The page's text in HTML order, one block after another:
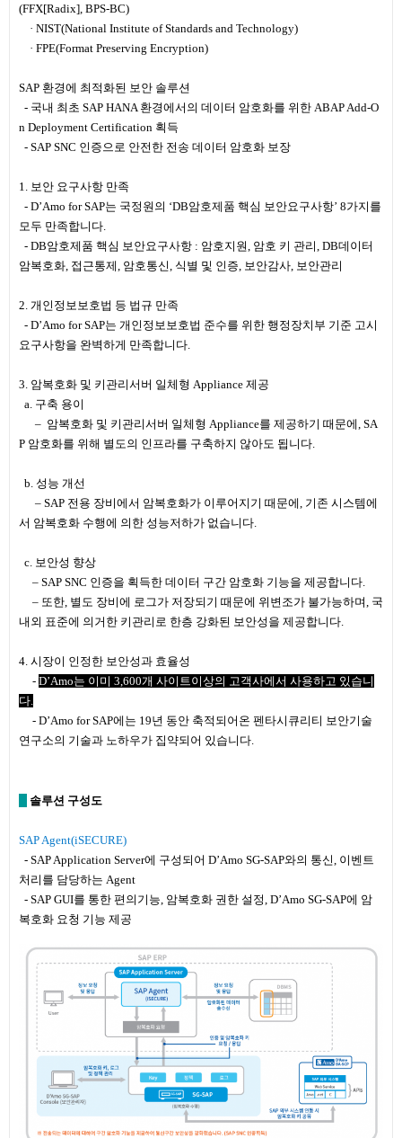
(FFX[Radix], BPS-BC)
· NIST(National Institute of Standards and Technology)
· FPE(Format Preserving Encryption)
SAP 환경에 최적화된 보안 솔루션
- 국내 최초 SAP HANA 환경에서의 데이터 암호화를 위한 ABAP Add-O
n Deployment Certification 획득
- SAP SNC 인증으로 안전한 전송 데이터 암호화 보장
1. 보안 요구사항 만족
- D’Amo for SAP는 국정원의 ‘DB암호제품 핵심 보안요구사항’ 8가지를
모두 만족합니다.
- DB암호제품 핵심 보안요구사항 : 암호지원, 암호 키 관리, DB데이터
암복호화, 접근통제, 암호통신, 식별 및 인증, 보안감사, 보안관리
2. 개인정보보호법 등 법규 만족
- D’Amo for SAP는 개인정보보호법 준수를 위한 행정장치부 기준 고시
요구사항을 완벽하게 만족합니다.
3. 암복호화 및 키관리서버 일체형 Appliance 제공
a. 구축 용이
– 암복호화 및 키관리서버 일체형 Appliance를 제공하기 때문에, SA
P 암호화를 위해 별도의 인프라를 구축하지 않아도 됩니다.
b. 성능 개선
– SAP 전용 장비에서 암복호화가 이루어지기 때문에, 기존 시스템에
서 암복호화 수행에 의한 성능저하가 없습니다.
c. 보안성 향상
– SAP SNC 인증을 획득한 데이터 구간 암호화 기능을 제공합니다.
– 또한, 별도 장비에 로그가 저장되기 때문에 위변조가 불가능하며, 국
내외 표준에 의거한 키관리로 한층 강화된 보안성을 제공합니다.
4. 시장이 인정한 보안성과 효율성
- D’Amo는 이미 3,600개 사이트이상의 고객사에서 사용하고 있습니
다.
- D’Amo for SAP에는 19년 동안 축적되어온 펜타시큐리티 보안기술
연구소의 기술과 노하우가 집약되어 있습니다.
솔루션 구성도
SAP Agent(iSECURE)
- SAP Application Server에 구성되어 D’Amo SG-SAP와의 통신, 이벤트
처리를 담당하는 Agent
- SAP GUI를 통한 편의기능, 암복호화 권한 설정, D’Amo SG-SAP에 암
복호화 요청 기능 제공